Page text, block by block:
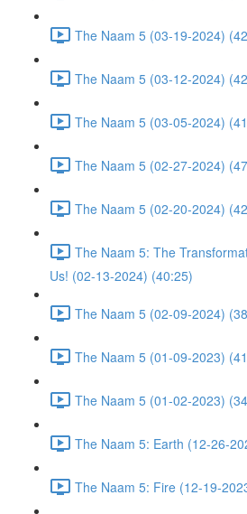
The Naam 5 (03-19-2024)
The Naam 5 (03-12-2024)
The Naam 5 (03-05-2024)
The Naam 5 (02-27-2024)
The Naam 5 (02-20-2024)
The Naam 5: The
Us! (02-13-2024) (40:25)
The Naam 5 (02-09-2024)
The Naam 5 (01-09-2023)
The Naam 5 (01-02-2023)
The Naam 5: Earth (12-26-
The Naam 5: Fire (12-19-